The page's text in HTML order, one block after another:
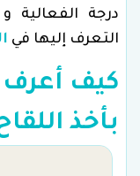
درجة الفعالية
التعرف إليها في
كيف
بأخذ